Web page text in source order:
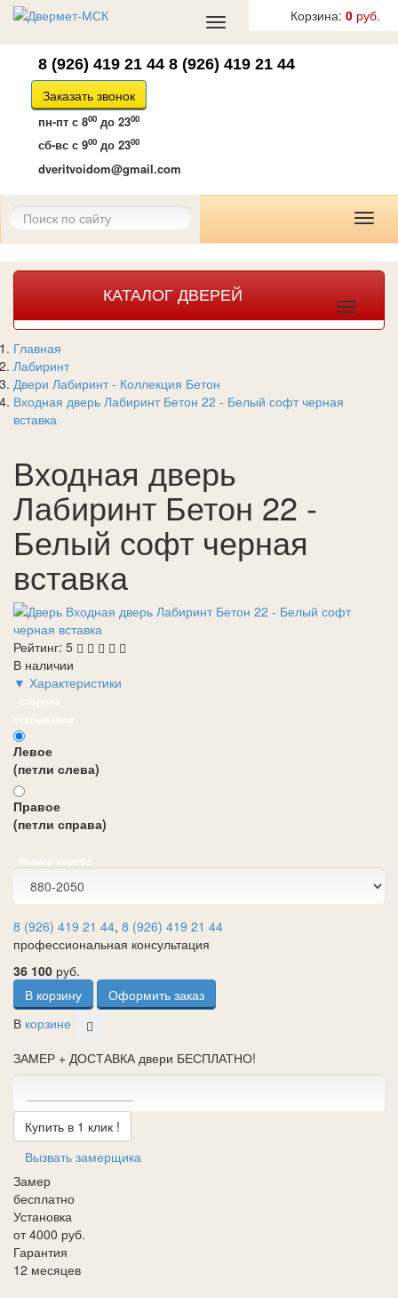
Корзина: 0 руб.
Toggle
navigation
8 (926) 419 21 44 8 (926) 419 21 44
Заказать звонок
пн-пт с 800 до 2300
сб-вс с 900 до 2300
dveritvoidom@gmail.com
КАТАЛОГ ДВЕРЕЙ
Toggle
Главная
Лабиринт
Двери Лабиринт - Коллекция Бетон
Входная дверь Лабиринт Бетон 22 - Белый софт черная
вставка
Входная дверь
Лабиринт Бетон 22 -
Белый софт черная
вставка
Рейтинг: 5
В наличии
▼ Характеристики
Сторона
открывания
Левое
(петли слева)
Правое
(петли справа)
Размер короба
8 (926) 419 21 44, 8 (926) 419 21 44
профессиональная консультация
36 100 руб.
В корзину
Оформить заказ
В корзине
ЗАМЕР + ДОСТАВКА двери БЕСПЛАТНО!
Купить в 1 клик !
Вызвать замерщика
Замер
бесплатно
Установка
от 4000 руб.
Гарантия
12 месяцев